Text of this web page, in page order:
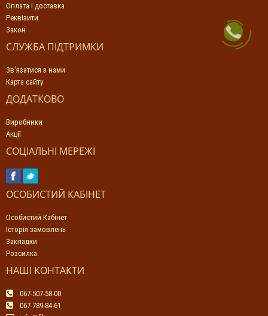
Оплата і доставка
Реквізити
Закон
СЛУЖБА ПІДТРИМКИ
Зв'язатися з нами
Карта сайту
ДОДАТКОВО
Виробники
Акції
СОЦІАЛЬНІ МЕРЕЖІ
ОСОБИСТИЙ КАБІНЕТ
Особистий Кабінет
Історія замовлень
Закладки
Розсилка
НАШІ КОНТАКТИ
067-507-58-00
067-789-84-61